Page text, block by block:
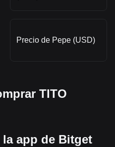
Precio de Pepe (USD)
TITO
app de Bitget